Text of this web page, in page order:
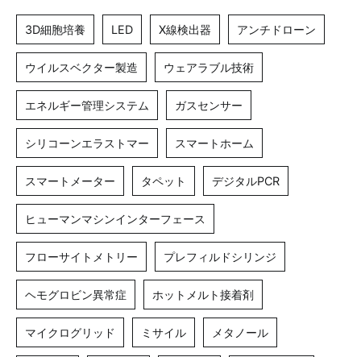
3D細胞培養 LED X線検出器 アンチドローン
ウイルスベクター製造 ウェアラブル技術
エネルギー管理システム ガスセンサー
シリコーンエラストマー スマートホーム
スマートメーター タペット デジタルPCR
ヒューマンマシンインターフェース
フローサイトメトリー プレフィルドシリンジ
ヘモグロビン異常症 ホットメルト接着剤
マイクログリッド ミサイル メタノール